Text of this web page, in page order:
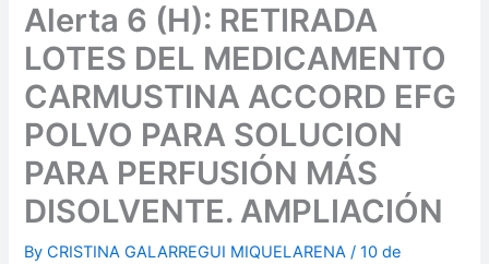
Alerta 6 (H): RETIRADA
LOTES DEL MEDICAMENTO
CARMUSTINA ACCORD EFG
POLVO PARA SOLUCION
PARA PERFUSIÓN MÁS
DISOLVENTE. AMPLIACIÓN
ByCRISTINA GALARREGUI MIQUELARENA/10 de